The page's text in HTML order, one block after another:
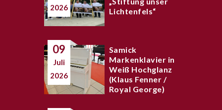
2026
Lichtenfels“
09
Juli
2026
Samick
Markenklavier in
Weiß Hochglanz
(Klaus Fenner /
Royal George)